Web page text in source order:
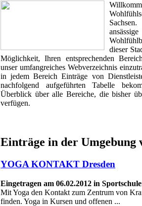
dieser
Möglichkeit, Ihren entsprechenden
unser umfangreiches Webverzeichnis
in jedem Bereich Einträge von
nachfolgend aufgeführten Tabelle
Überblick über alle Bereiche, die bisher
verfügen.
Einträge in der Umgebung
YOGA KONTAKT Dresden
Eingetragen am 06.02.2012 in
Mit Yoga den Kontakt zum Zentrum von
finden. Yoga in Kursen und offenen ...